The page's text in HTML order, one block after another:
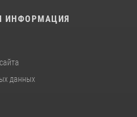
ИНФОРМАЦИЯ
данных